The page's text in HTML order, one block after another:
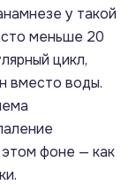
у такой
меньше 20
цикл,
вместо воды.
этом фоне — как